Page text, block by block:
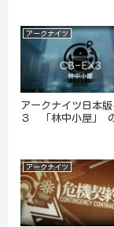
アークナイツ
アークナイツ日本
３ 「林中小屋」
アークナイツ